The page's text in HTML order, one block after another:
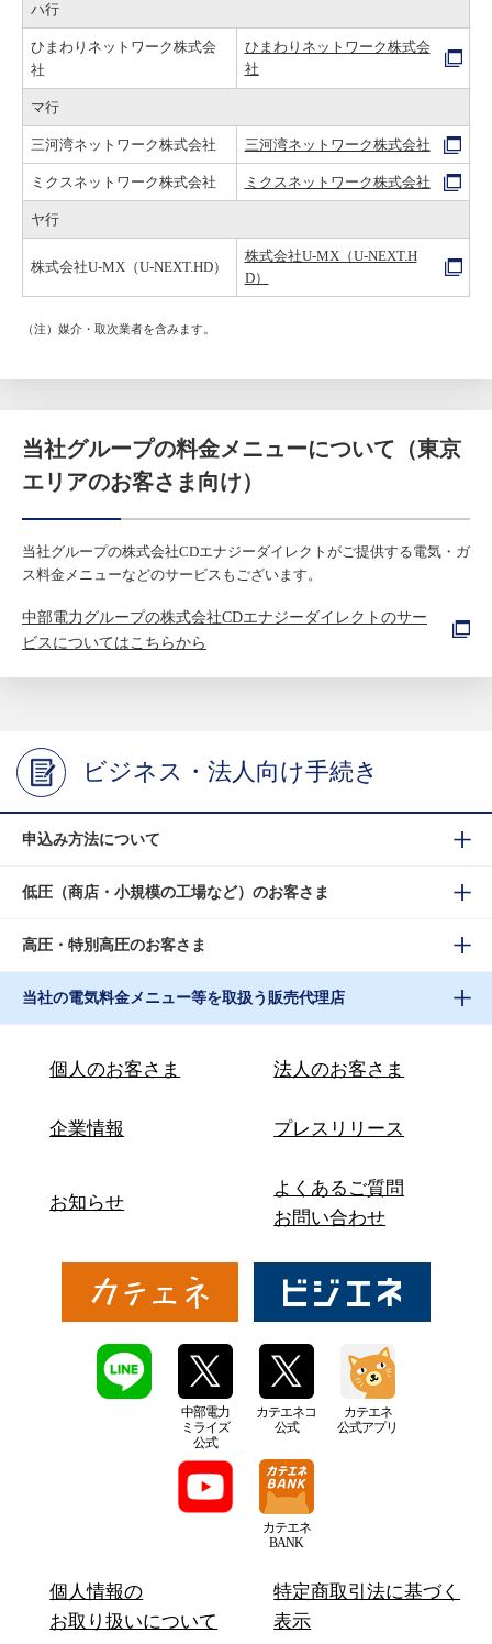
ハ行
ひまわりネットワーク株式会
社
ひまわりネットワーク株式会
社
マ行
三河湾ネットワーク株式会社 三河湾ネットワーク株式会社
ミクスネットワーク株式会社 ミクスネットワーク株式会社
ヤ行
株式会社U-MX（U-NEXT.HD）
株式会社U-MX（U-NEXT.H
D）
（注）媒介・取次業者を含みます。
当社グループの料金メニューについて（東京
エリアのお客さま向け）
当社グループの株式会社CDエナジーダイレクトがご提供する電気・ガ
ス料金メニューなどのサービスもございます。
中部電力グループの株式会社CDエナジーダイレクトのサー
ビスについてはこちらから
ビジネス・法人向け手続き
申込み方法について
低圧（商店・小規模の工場など）のお客さま
高圧・特別高圧のお客さま
当社の電気料金メニュー等を取扱う販売代理店
個人のお客さま 法人のお客さま
企業情報 プレスリリース
お知らせ
よくあるご質問
お問い合わせ
中部電力
ミライズ
公式
カテエネコ
公式
カテエネ
公式アプリ
カテエネ
BANK
個人情報の
お取り扱いについて
特定商取引法に基づく
表示